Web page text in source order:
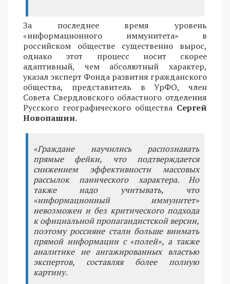
За последнее время уровень
«информационного иммунитета» в
российском обществе существенно вырос,
однако этот процесс носит скорее
адаптивный, чем абсолютный характер,
указал эксперт Фонда развития гражданского
общества, представитель в УрФО, член
Совета Свердловского областного отделения
Русского географического общества Сергей
Новопашин.
«Граждане научились распознавать
прямые фейки, что подтверждается
снижением эффективности массовых
рассылок панического характера. Но
также надо учитывать, что
«информационный иммунитет»
невозможен и без критического подхода
к официальной пропагандистской версии,
поэтому россияне стали больше внимать
прямой информации с «полей», а также
аналитике не ангажированных властью
экспертов, составляя более полную
картину.